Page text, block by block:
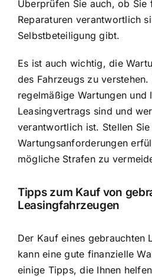
Überprüfen Sie auch, ob Sie
Reparaturen verantwortlich
Selbstbeteiligung gibt.
Es ist auch wichtig, die
des Fahrzeugs zu
regelmäßige Wartungen und
Leasingvertrags sind und
verantwortlich ist. Stellen
Wartungsanforderungen
mögliche Strafen zu
Tipps zum Kauf von
Leasingfahrzeugen
Der Kauf eines gebrauchten
kann eine gute finanzielle
einige Tipps, die Ihnen